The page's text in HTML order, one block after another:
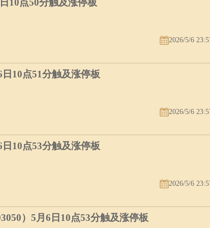
2026/5/6
10点51分触及涨停板
2026/5/6
10点53分触及涨停板
2026/5/6
）5月6日10点53分触及涨停板